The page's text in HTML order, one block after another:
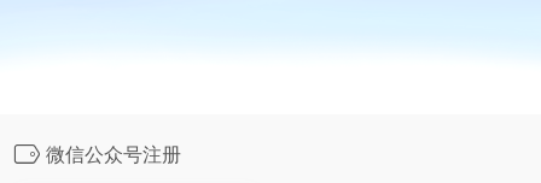
微信公众号注册